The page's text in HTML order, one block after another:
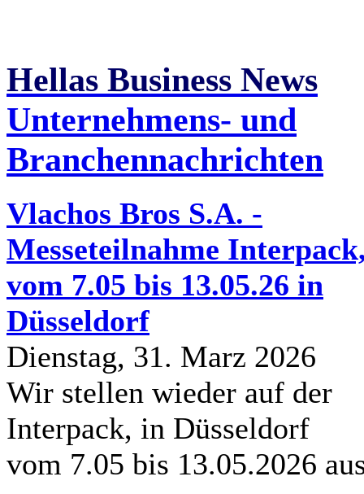
Hellas Business News
Unternehmens- und
Branchennachrichten
Vlachos Bros S.A. -
Messeteilnahme
vom 7.05 bis 13.05.26 in
Düsseldorf
Dienstag, 31. Marz 2026
Wir stellen wieder auf der
Interpack, in Düsseldorf
vom 7.05 bis 13.05.2026